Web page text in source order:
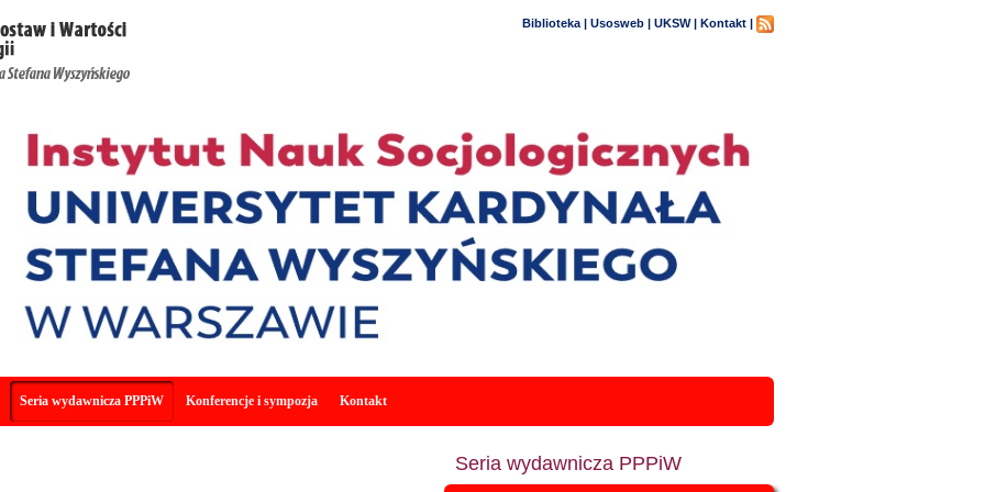
Biblioteka | Usosweb | UKSW | Kontakt |
Seria wydawnicza PPPiW Konferencje i sympozja Kontakt
Seria wydawnicza PPPiW